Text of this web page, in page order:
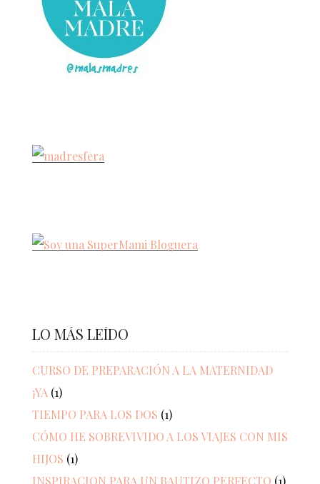
LO MÁS LEÍDO
CURSO DE PREPARACIÓN A LA MATERNIDAD
¡YA (1)
TIEMPO PARA LOS DOS (1)
CÓMO HE SOBREVIVIDO A LOS VIAJES CON MIS
HIJOS (1)
INSPIRACION PARA UN BAUTIZO PERFECTO (1)